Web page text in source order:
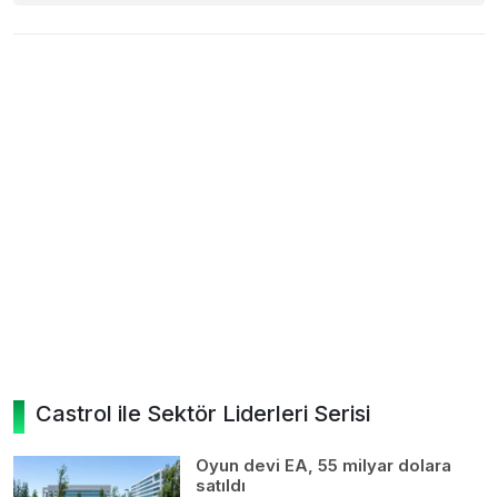
Castrol ile Sektör Liderleri Serisi
Oyun devi EA, 55 milyar dolara
satıldı